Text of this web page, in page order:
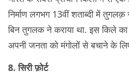
निर्माण लगभग 13वीं शताब्दी में
बिन तुगलक ने कराया था. इस किले
अपनी जनता को मंगोलों से बचाने के
8. सिरी फ़ोर्ट